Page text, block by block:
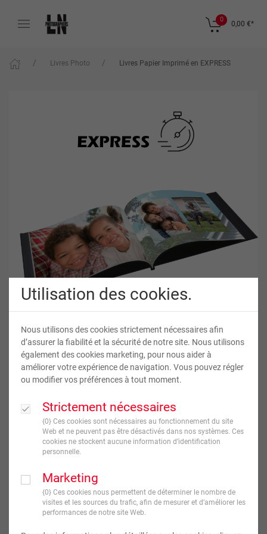
Utilisation des cookies.
Nous utilisons des cookies strictement nécessaires afin
d’assurer la fiabilité et la sécurité de notre site. Nous utilisons
également des cookies marketing, pour nous aider à
améliorer votre expérience de navigation. Vous pouvez régler
ou modifier vos préférences à tout moment.
Strictement nécessaires
{0} Ces cookies sont nécessaires au fonctionnement du site
Web et ne peuvent pas être désactivés dans nos systèmes. Ces
cookies ne stockent aucune information d’identification
personnelle.
Marketing
{0} Ces cookies nous permettent de déterminer le nombre de
visites et les sources du trafic, afin de mesurer et d’améliorer les
performances de notre site Web.
0
0,00 €*
Livres Photo Livres Papier Imprimé en EXPRESS
Livres Papier Imprimé en EXPRESS
À partir de 2990€
TVA incluse
Format du livre